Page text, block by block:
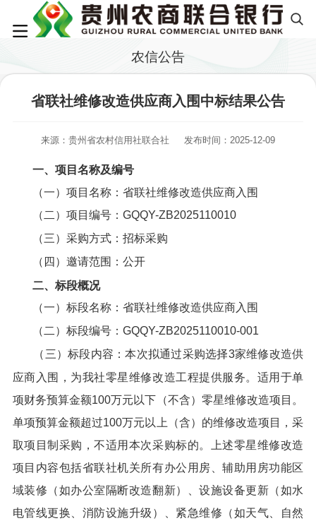
农信公告
省联社维修改造供应商入围中标结果公告
来源：贵州省农村信用社联合社 发布时间：2025-12-09
一、项目名称及编号
（一）项目名称：省联社维修改造供应商入围
（二）项目编号：GQQY-ZB2025110010
（三）采购方式：招标采购
（四）邀请范围：公开
二、标段概况
（一）标段名称：省联社维修改造供应商入围
（二）标段编号：GQQY-ZB2025110010-001
（三）标段内容：本次拟通过采购选择3家维修改造供
应商入围，为我社零星维修改造工程提供服务。适用于单
项财务预算金额100万元以下（不含）零星维修改造项目。
单项预算金额超过100万元以上（含）的维修改造项目，采
取项目制采购，不适用本次采购标的。上述零星维修改造
项目内容包括省联社机关所有办公用房、辅助用房功能区
域装修（如办公室隔断改造翻新）、设施设备更新（如水
电管线更换、消防设施升级）、紧急维修（如天气、自然